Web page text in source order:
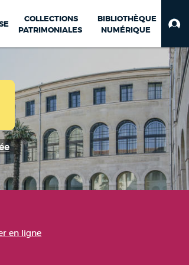
COLLECTIONS
PATRIMONIALES
BIBLIOTHÈQUE
NUMÉRIQUE
en ligne